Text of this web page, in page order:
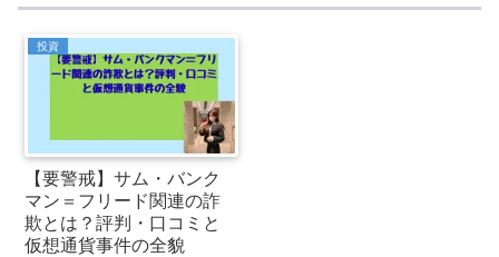
投資
【要警戒】サム・バンク
マン＝フリード関連の詐
欺とは？評判・口コミと
仮想通貨事件の全貌